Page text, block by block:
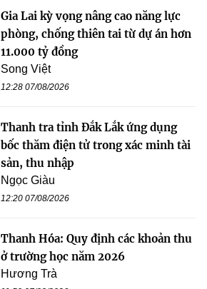
Gia Lai kỳ vọng nâng cao năng lực
phòng, chống thiên tai từ dự án hơn
11.000 tỷ đồng
Song Việt
12:28 07/08/2026
Thanh tra tỉnh Đắk Lắk ứng dụng
bốc thăm điện tử trong xác minh tài
sản, thu nhập
Ngọc Giàu
12:20 07/08/2026
Thanh Hóa: Quy định các khoản thu
ở trường học năm 2026
Hương Trà